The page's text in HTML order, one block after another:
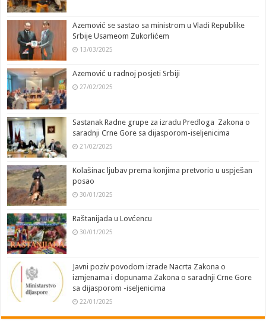
Azemović se sastao sa ministrom u Vladi Republike
Srbije Usameom Zukorlićem
13/03/2025
Azemović u radnoj posjeti Srbiji
27/02/2025
Sastanak Radne grupe za izradu Predloga Zakona o
saradnji Crne Gore sa dijasporom-iseljenicima
21/02/2025
Kolašinac ljubav prema konjima pretvorio u uspješan
posao
30/01/2025
Raštanijada u Lovćencu
30/01/2025
Javni poziv povodom izrade Nacrta Zakona o
izmjenama i dopunama Zakona o saradnji Crne Gore
sa dijasporom -iseljenicima
22/01/2025